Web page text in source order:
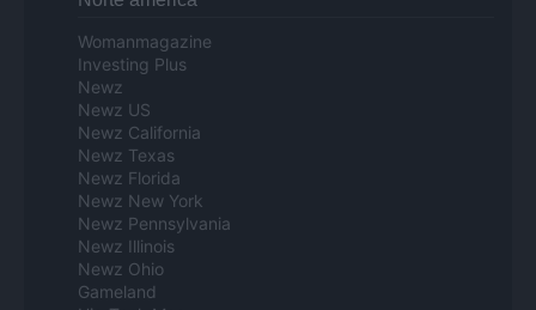
Womanmagazine
Investing Plus
Newz
Newz US
Newz California
Newz Texas
Newz Florida
Newz New York
Newz Pennsylvania
Newz Illinois
Newz Ohio
Gameland